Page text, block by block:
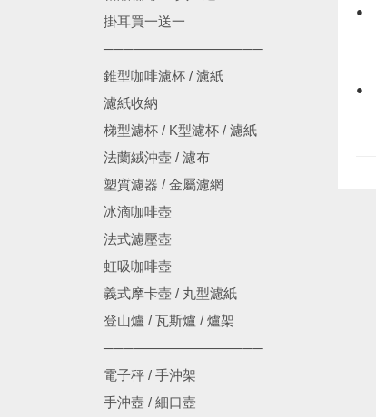
掛耳買一送一
────────────────
錐型咖啡濾杯 / 濾紙
濾紙收納
梯型濾杯 / K型濾杯 / 濾紙
法蘭絨沖壺 / 濾布
塑質濾器 / 金屬濾網
冰滴咖啡壺
法式濾壓壺
虹吸咖啡壺
義式摩卡壺 / 丸型濾紙
登山爐 / 瓦斯爐 / 爐架
────────────────
電子秤 / 手沖架
手沖壺 / 細口壺
●
●